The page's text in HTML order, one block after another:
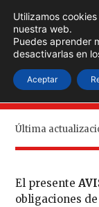
Última
El presente
obligaciones de
Utilizamos
nuestra web.
Puedes aprender
desactivarlas en
Aceptar